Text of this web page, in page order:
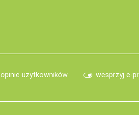
opinie użytkowników wesprzyj e-